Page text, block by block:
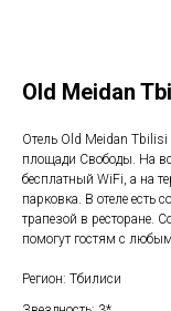
Old Meidan
Отель Old Meidan Tbilisi
площади Свободы. На
бесплатный WiFi, а на
парковка. В отеле есть
трапезой в ресторане.
помогут гостям с
Регион: Тбилиси